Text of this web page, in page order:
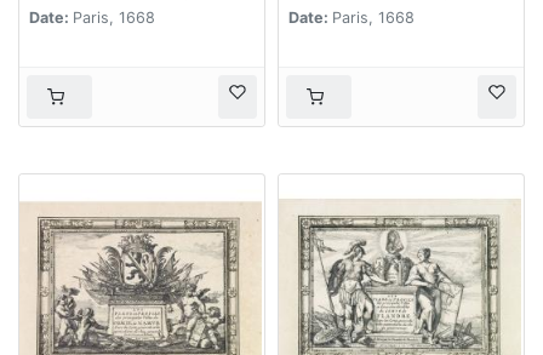
. .
Date: Paris, 1668
Date: Paris, 1668